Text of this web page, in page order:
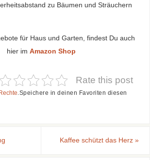
zu Bäumen und Sträuchern
für Haus und Garten, findest Du auch
hier im Amazon Shop
Rate this post
Rechte.Speichere in deinen Favoriten diesen
Kaffee schützt das Herz»